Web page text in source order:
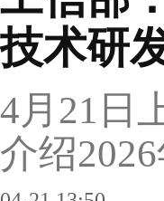
技术研
4月21日
介绍